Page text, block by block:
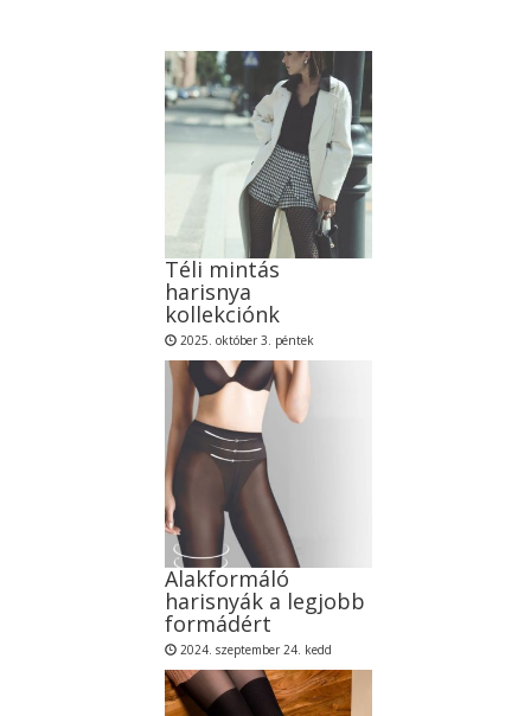
Téli mintás
harisnya
kollekciónk
2025. október 3. péntek
Alakformáló
harisnyák a legjobb
formádért
2024. szeptember 24. kedd